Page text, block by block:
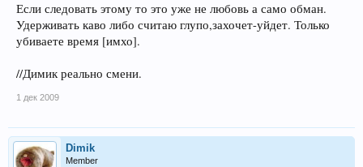
Если следовать этому то это уже не любовь а само обман.
Удерживать каво либо считаю глупо,захочет-уйдет. Только
убиваете время [имхо].
//Димик реально смени.
1 дек 2009
Dimik
Member